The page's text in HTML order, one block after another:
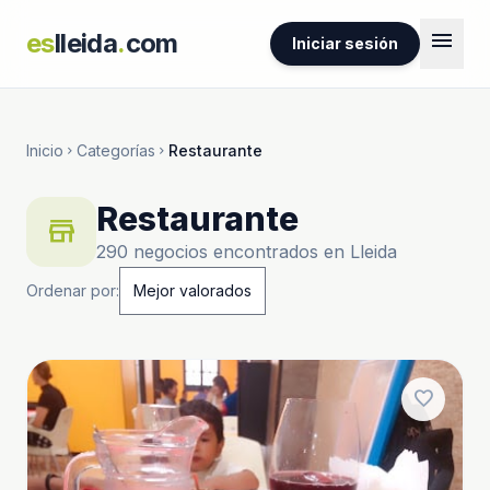
eslleida.com Iniciar sesión menu
Inicio chevron_right Categorías chevron_right Restaurante
store Restaurante
290 negocios encontrados en Lleida
Ordenar por:
favorite